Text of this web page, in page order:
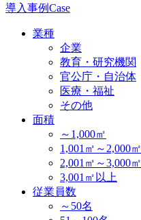
導入事例Case
業種
企業
教育・研究機関
官公庁・自治体
医療・福祉
その他
面積
～1,000㎡
1,001㎡～2,000㎡
2,001㎡～3,000㎡
3,001㎡以上
従業員数
～50名